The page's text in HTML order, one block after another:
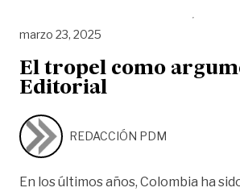
marzo 23, 2025
El tropel como
Editorial
REDACCIÓN PDM
En los últimos años, Colombia ha